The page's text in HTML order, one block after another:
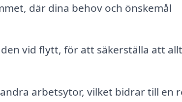
där dina behov och önskemål
vid flytt, för att säkerställa att allt
arbetsytor, vilket bidrar till en